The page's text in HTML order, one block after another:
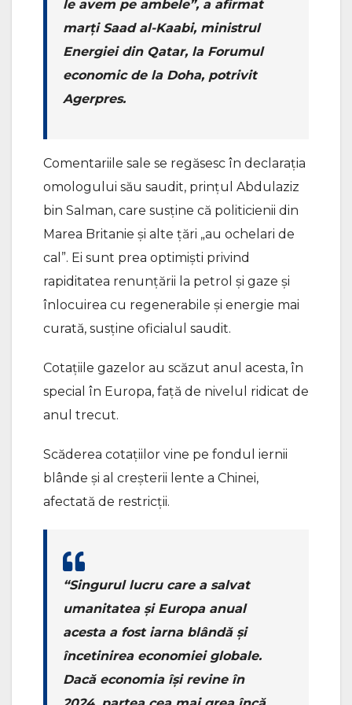
le avem pe ambele”, a afirmat
marţi Saad al-Kaabi, ministrul
Energiei din Qatar, la Forumul
economic de la Doha, potrivit
Agerpres.
Comentariile sale se regăsesc în declaraţia
omologului său saudit, prinţul Abdulaziz
bin Salman, care susţine că politicienii din
Marea Britanie şi alte ţări „au ochelari de
cal”. Ei sunt prea optimişti privind
rapiditatea renunţării la petrol şi gaze şi
înlocuirea cu regenerabile şi energie mai
curată, susţine oficialul saudit.
Cotaţiile gazelor au scăzut anul acesta, în
special în Europa, faţă de nivelul ridicat de
anul trecut.
Scăderea cotaţiilor vine pe fondul iernii
blânde şi al creşterii lente a Chinei,
afectată de restricţii.
“Singurul lucru care a salvat
umanitatea şi Europa anual
acesta a fost iarna blândă şi
încetinirea economiei globale.
Dacă economia îşi revine în